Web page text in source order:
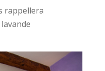
rappellera